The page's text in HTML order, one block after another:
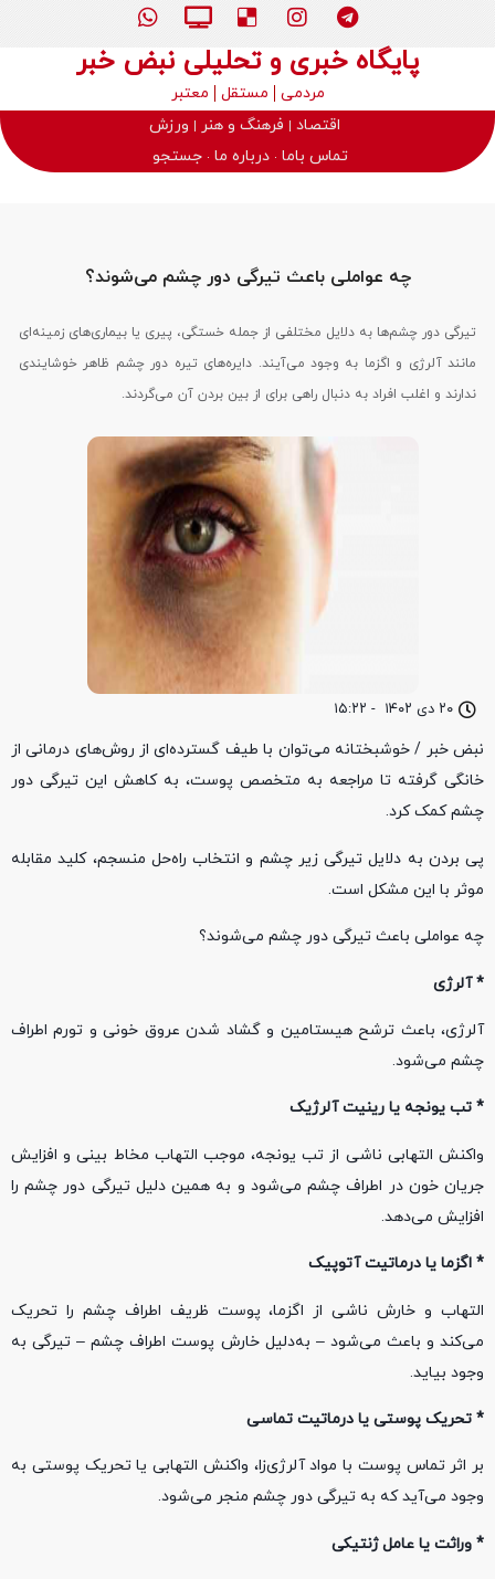
پایگاه خبری و تحلیلی نبض خبر
مردمی مستقل
معتبر
اقتصاد
فرهنگ و هنر
ورزش
تماس باما درباره ما جستجو
۲۰ دی ۱۴۰۲ - ۱۵:۲۲
چه عواملی باعث تیرگی دور چشم می‌شوند؟
تیرگی دور چشم‌ها به دلایل مختلفی از جمله خستگی، پیری یا بیماری‌های زمینه‌ای
مانند آلرژی و اگزما به وجود می‌آیند. دایره‌های تیره دور چشم ظاهر خوشایندی
ندارند و اغلب افراد به دنبال راهی برای از بین بردن آن می‌گردند.
نبض خبر / خوشبختانه می‌توان با طیف گسترده‌ای از روش‌های درمانی از
خانگی گرفته تا مراجعه به متخصص پوست، به کاهش این تیرگی دور
چشم کمک کرد.
پی‌ بردن به دلایل تیرگی زیر چشم و انتخاب راه‌حل منسجم، کلید مقابله
موثر با این مشکل است.
چه عواملی باعث تیرگی دور چشم می‌شوند؟
* آلرژی
آلرژی، باعث ترشح هیستامین و گشاد شدن عروق خونی و تورم اطراف
چشم می‌شود.
* تب یونجه یا رینیت آلرژیک
واکنش التهابی ناشی از تب یونجه، موجب التهاب مخاط بینی و افزایش
جریان خون در اطراف چشم می‌شود و به همین دلیل تیرگی دور چشم را
افزایش می‌دهد.
* اگزما یا درماتیت آتوپیک
التهاب و خارش ناشی از اگزما، پوست ظریف اطراف چشم را تحریک
می‌کند و باعث می‌شود – به‌دلیل خارش پوست اطراف چشم – تیرگی به
وجود بیاید.
* تحریک پوستی یا درماتیت تماسی
بر اثر تماس پوست با مواد آلرژی‌زا، واکنش التهابی یا تحریک پوستی به
وجود می‌آید که به تیرگی دور چشم منجر می‌شود.
* وراثت یا عامل ژنتیکی